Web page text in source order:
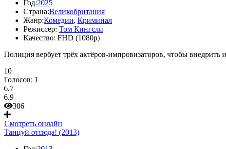
Год:2025
Страна:Великобритания
Жанр:Комедии, Криминал
Режиссер: Том Кингсли
Качество: FHD (1080p)
Полиция вербует трёх актёров-импровизаторов, чтобы
10
Голосов: 1
6.7
6.9
306
Смотреть онлайн
Танцуй отсюда! (2013)